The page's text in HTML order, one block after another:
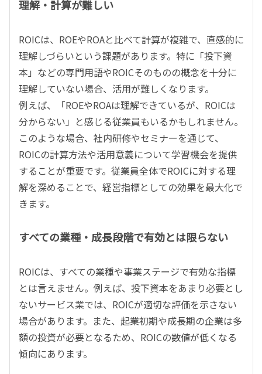
理解・計算が難しい
ROICは、ROEやROAと比べて計算が複雑で、直感的に
理解しづらいという課題があります。特に「投下資
本」などの専門用語やROICそのものの概念を十分に
理解していない場合、活用が難しくなります。
例えば、「ROEやROAは理解できているが、ROICは
分からない」と感じる従業員もいるかもしれません。
このような場合、社内研修やセミナーを通じて、
ROICの計算方法や活用意義について学習機会を提供
することが重要です。従業員全体でROICに対する理
解を深めることで、経営指標としての効果を最大化で
きます。
すべての業種・成長段階で有効とは限らない
ROICは、すべての業種や事業ステージで有効な指標
とは言えません。例えば、投下資本をあまり必要とし
ないサービス業では、ROICが適切な評価を示さない
場合があります。また、起業初期や成長期の企業は多
額の投資が必要となるため、ROICの数値が低くなる
傾向にあります。